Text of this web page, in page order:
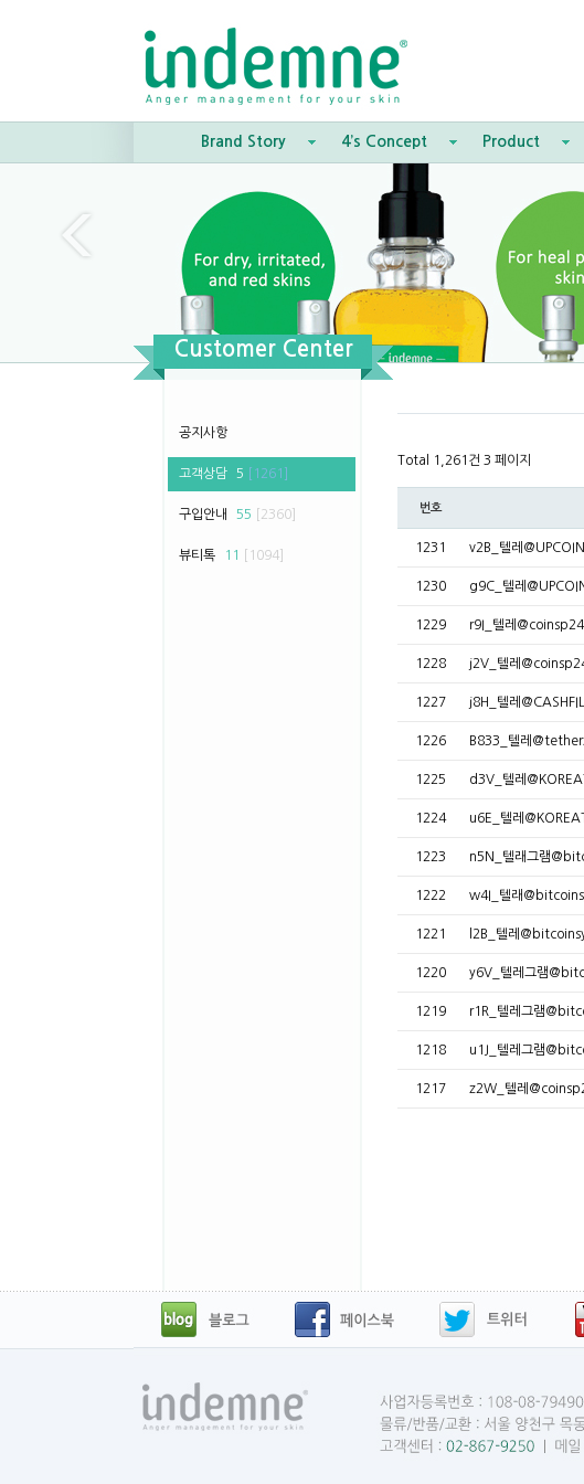
Brand Story 4’s Concept Product
Customer Center
공지사항
고객상담 5 [1261]
구입안내 55 [2360]
뷰티톡 11 [1094]
Total 1,261건 3 페이지
번호
1231 v2B_텔레
1230 g9C_텔레
1229 r9I_텔레
1228 j2V_텔레
1227 j8H_텔레
1226 B833_텔레
1225 d3V_텔레
1224 u6E_텔레
1223 n5N_텔래그램
1222 w4I_텔래
1221 l2B_텔레
1220 y6V_텔레그램
1219 r1R_텔레그램
1218 u1J_텔레그램
1217 z2W_텔레